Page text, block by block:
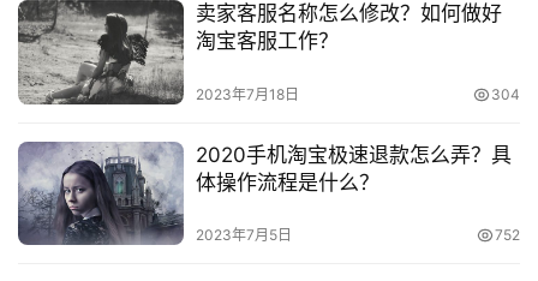
卖家客服名称怎么修改？如何做好
淘宝客服工作？
2023年7月18日 304
2020手机淘宝极速退款怎么弄？具
体操作流程是什么？
2023年7月5日 752